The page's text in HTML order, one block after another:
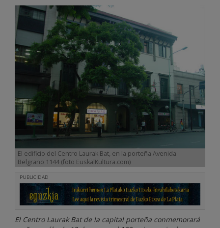
El edificio del Centro Laurak Bat, en la porteña Avenida
Belgrano 1144 (foto EuskalKultura.com)
PUBLICIDAD
El Centro Laurak Bat de la capital porteña conmemorará